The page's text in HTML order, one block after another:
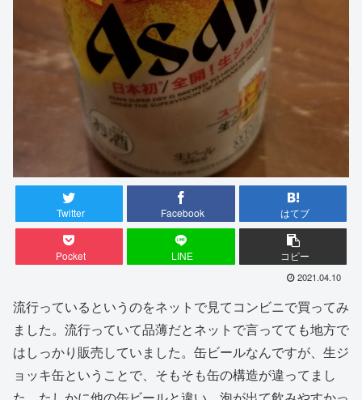
Twitter Facebook はてブ
Pocket LINE コピー
2021.04.10
流行っているというのをネットで見てコンビニで買ってみ
ました。流行っていて品薄だとネットで言ってても地方で
はしっかり販売していました。缶ビールなんですが、生ジ
ョッキ缶ということで、そもそも缶の構造が違ってまし